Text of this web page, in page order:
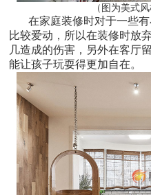
（图为美式
在家庭装修时对于一些
比较爱动，所以在装修时放
几造成的伤害，另外在客厅
能让孩子玩耍得更加自在。